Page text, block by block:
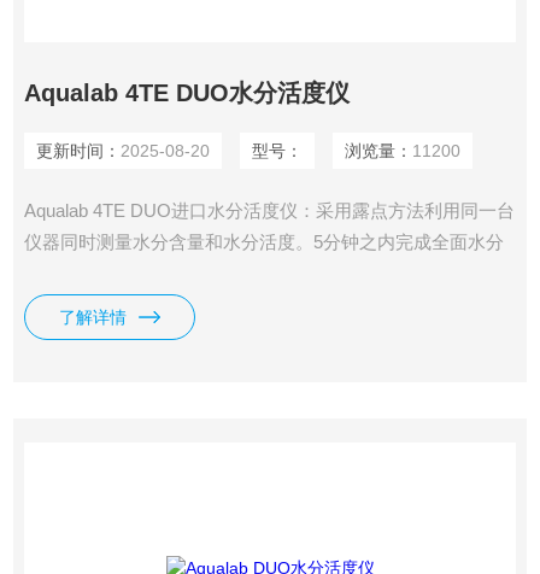
Aqualab 4TE DUO水分活度仪
更新时间： 2025-08-20 型号： 浏览量： 11200
Aqualab 4TE DUO进口水分活度仪：采用露点方法利用同一台
仪器同时测量水分含量和水分活度。5分钟之内完成全面水分
确性为0.003aw，重复性可达0.001aw。
了解详情